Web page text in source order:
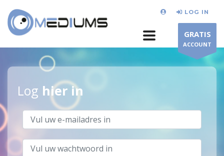
LOG IN
GRATIS
ACCOUNT
Log hier in